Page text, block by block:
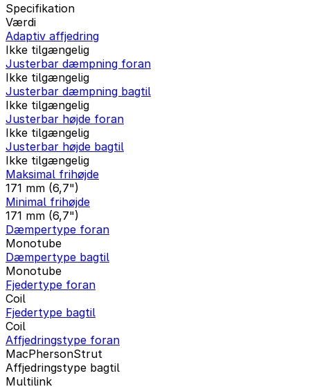
Specifikation
Værdi
Adaptiv affjedring
Ikke tilgængelig
Justerbar dæmpning foran
Ikke tilgængelig
Justerbar dæmpning bagtil
Ikke tilgængelig
Justerbar højde foran
Ikke tilgængelig
Justerbar højde bagtil
Ikke tilgængelig
Maksimal frihøjde
171 mm (6,7")
Minimal frihøjde
171 mm (6,7")
Dæmpertype foran
Monotube
Dæmpertype bagtil
Monotube
Fjedertype foran
Coil
Fjedertype bagtil
Coil
Affjedringstype foran
MacPhersonStrut
Affjedringstype bagtil
Multilink